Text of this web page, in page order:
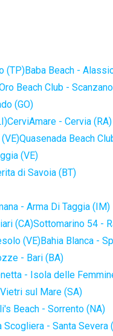
(TP)Baba Beach -
Beach Club -
(GO)
CerviAmare - Cervia (RA)
Quasenada Beach
(VE)
di Savoia (BT)
- Arma Di Taggia (IM)
(CA)Sottomarino 54 -
(VE)Bahia Blanca -
- Bari (BA)
- Isola delle
sul Mare (SA)
Beach - Sorrento (NA)
- Santa Severa